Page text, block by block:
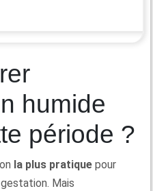
humide
période ?
la plus pratique pour
Mais